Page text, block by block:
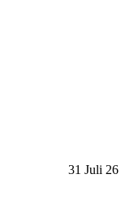
31 Juli 26